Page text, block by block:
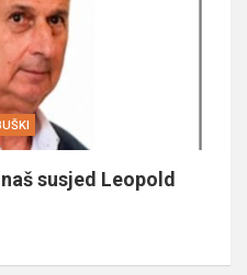
susjed Leopold